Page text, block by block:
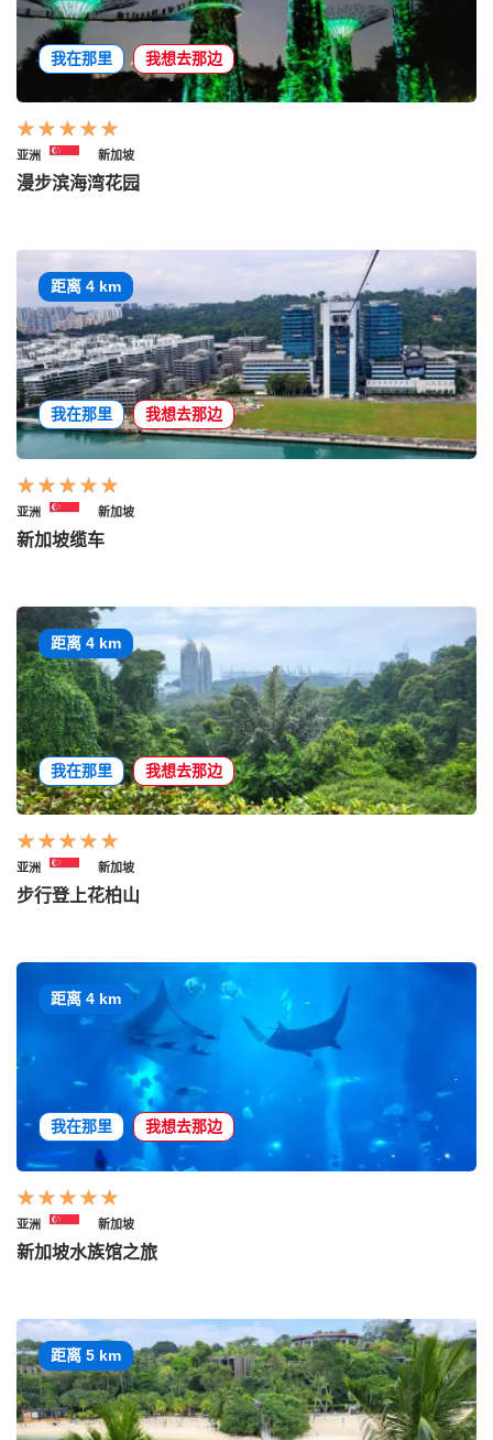
我在那里 我想去那边
亚洲 新加坡
漫步滨海湾花园
距离 4 km
我在那里 我想去那边
亚洲 新加坡
新加坡缆车
距离 4 km
我在那里 我想去那边
亚洲 新加坡
步行登上花柏山
距离 4 km
我在那里 我想去那边
亚洲 新加坡
新加坡水族馆之旅
距离 5 km